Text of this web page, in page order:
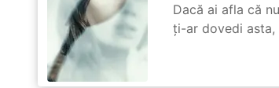
Dacă ai afla că
ți-ar dovedi asta,